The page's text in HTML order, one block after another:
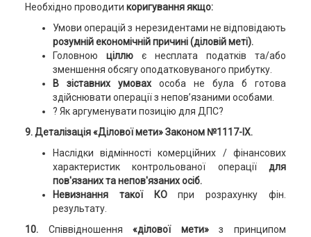
Необхідно проводити коригування якщо:
Умови операцій з нерезидентами не відповідають
розумній економічній причині (діловій меті).
Головною ціллю є несплата податків та/або
зменшення обсягу оподатковуваного прибутку.
В зіставних умовахособа не була б готова
здійснювати операції з непов’язаними особами.
? Як аргуменувати позицію для ДПС?
9. Деталізація «Ділової мети» Законом №1117-IX.
Наслідки відмінності комерційних / фінансових
характеристик контрольованої операціїдля
пов'язаних та непов'язаних осіб.
Невизнання такої КОпри розрахунку фін.
результату.
10. Співвідношення«ділової мети»з принципом